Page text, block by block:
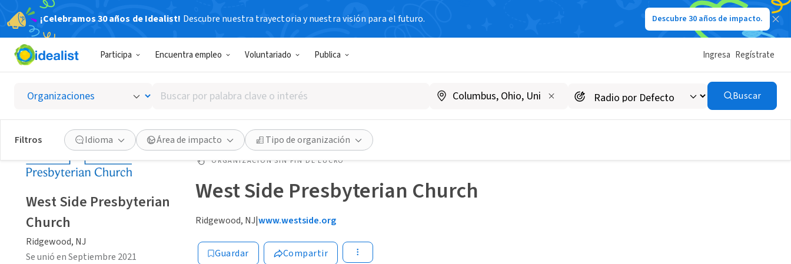
¡Celebramos 30 años de Idealist! Descubre nuestra trayectoria y nuestra visión para el futuro. Descubre 30 años de impacto.
Participa Encuentra empleo Voluntariado Publica Ingresa Regístrate
Buscar
por
palabra
clave
o
interés
Buscar
Filtros Idioma Área de impacto Tipo de organización
ORGANIZACIÓN SIN FIN DE LUCRO
West Side Presbyterian Church
Ridgewood, NJ|www.westside.org
Guardar Compartir
West Side Presbyterian
Church
Ridgewood, NJ
Se unió en Septiembre 2021